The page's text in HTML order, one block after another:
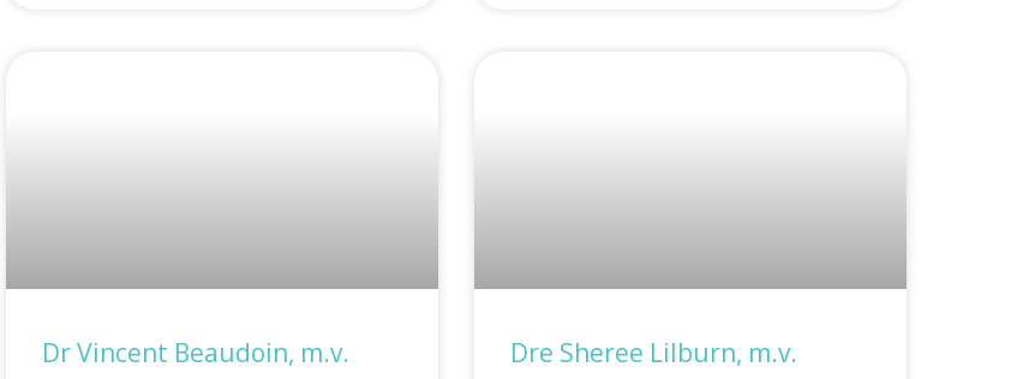
Dr Vincent Beaudoin, m.v. Dre Sheree Lilburn, m.v.